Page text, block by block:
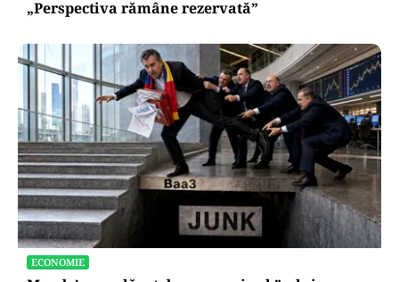
POLITICĂ
Nicușor Dan, după decizia Moody’s. Ce câștigă
românii din decizia agenției de rating:
„Perspectiva rămâne rezervată”